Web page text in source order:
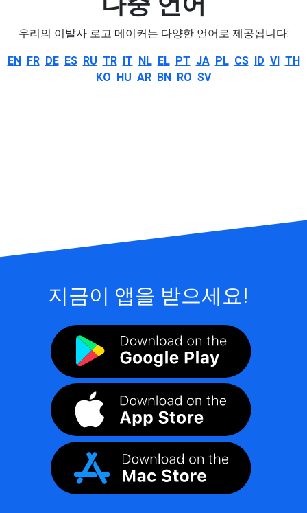
우리의 이발사 로고 메이커는 다양한 언어로 제공됩니다:
EN FR DE ES RU TR IT NL EL PT JA PL CS ID VI TH
KO HU AR BN RO SV
지금이 앱을 받으세요!